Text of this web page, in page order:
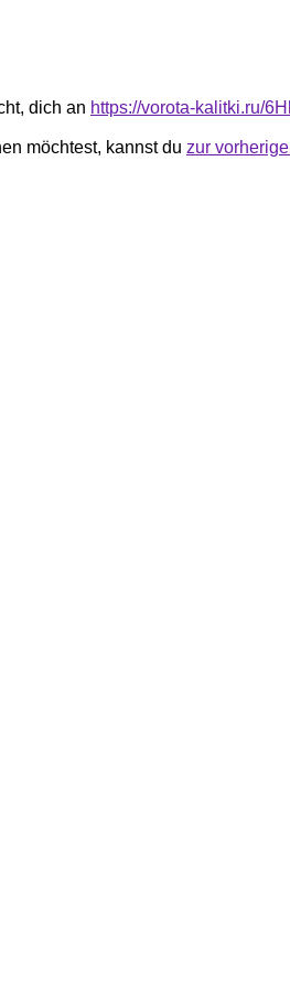
dich an https://vorota-kalitki.ru/
möchtest, kannst du zur